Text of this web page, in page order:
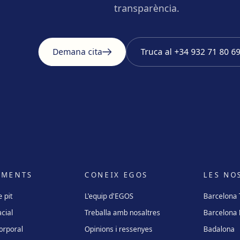
transparència.
Demana cita Truca al +34 932 71 80 69
pit
CONEIX EGOS
L'equip d'EGOS
Treballa amb nosaltres
Opinions i ressenyes
LES
Barcelona
Barcelona
Badalona